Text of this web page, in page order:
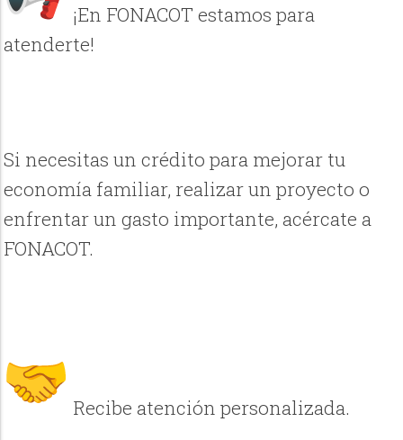
¡En FONACOT estamos para
atenderte!
Si necesitas un crédito para mejorar tu
economía familiar, realizar un proyecto o
enfrentar un gasto importante, acércate a
FONACOT.
Recibe atención personalizada.